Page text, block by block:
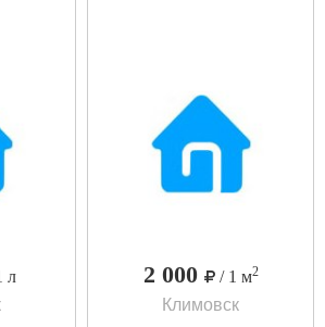
л
2 000 / 1 м2
Климовск